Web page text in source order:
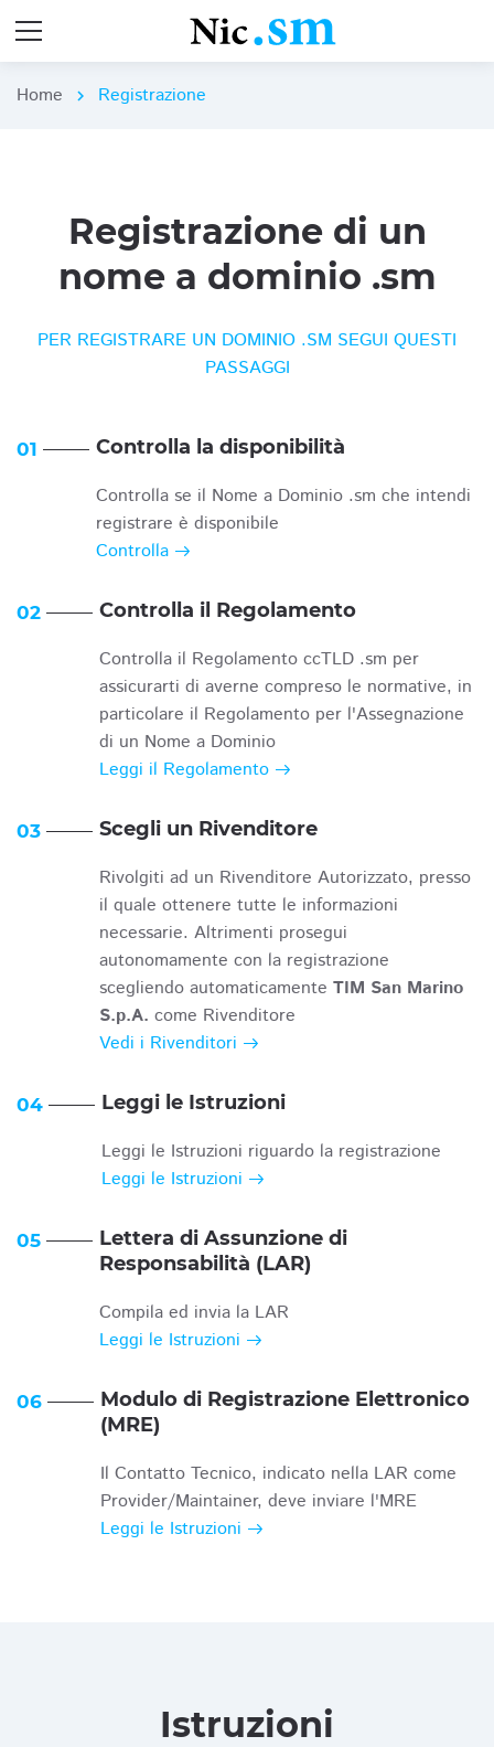
Home chevron_right Registrazione
Registrazione di un
nome a dominio .sm
PER REGISTRARE UN DOMINIO .SM SEGUI QUESTI
PASSAGGI
01 Controlla la disponibilità
Controlla se il Nome a Dominio .sm che intendi
registrare è disponibile
Controlla
02 Controlla il Regolamento
Controlla il Regolamento ccTLD .sm per
assicurarti di averne compreso le normative, in
particolare il Regolamento per l'Assegnazione
di un Nome a Dominio
Leggi il Regolamento
03 Scegli un Rivenditore
Rivolgiti ad un Rivenditore Autorizzato, presso
il quale ottenere tutte le informazioni
necessarie. Altrimenti prosegui
autonomamente con la registrazione
scegliendo automaticamente TIM San Marino
S.p.A. come Rivenditore
Vedi i Rivenditori
04 Leggi le Istruzioni
Leggi le Istruzioni riguardo la registrazione
Leggi le Istruzioni
05
Lettera di Assunzione di
Responsabilità (LAR)
Compila ed invia la LAR
Leggi le Istruzioni
06
Modulo di Registrazione Elettronico
(MRE)
Il Contatto Tecnico, indicato nella LAR come
Provider/Maintainer, deve inviare l'MRE
Leggi le Istruzioni
Istruzioni